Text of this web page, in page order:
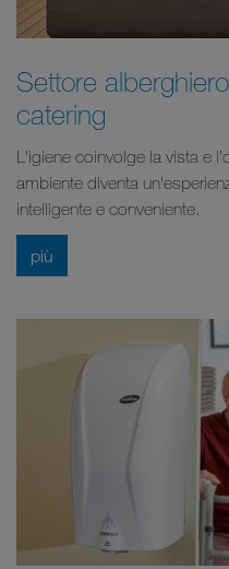
Settore
catering
L'igiene coinvolge la vista e
ambiente diventa
intelligente e conveniente.
più